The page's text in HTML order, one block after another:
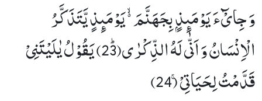
وَ جِایْٓءَ یَوْمَىٕذٍۭ بِجَهَنَّمَ ﳔ یَوْمَىٕذٍ یَّتَذَكَّرُ
الْاِنْسَانُ وَ اَنّٰى لَهُ الذِّكْرٰىﭤ(23) یَقُوْلُ یٰلَیْتَنِیْ
قَدَّمْتُ لِحَیَاتِیْۚ (24)